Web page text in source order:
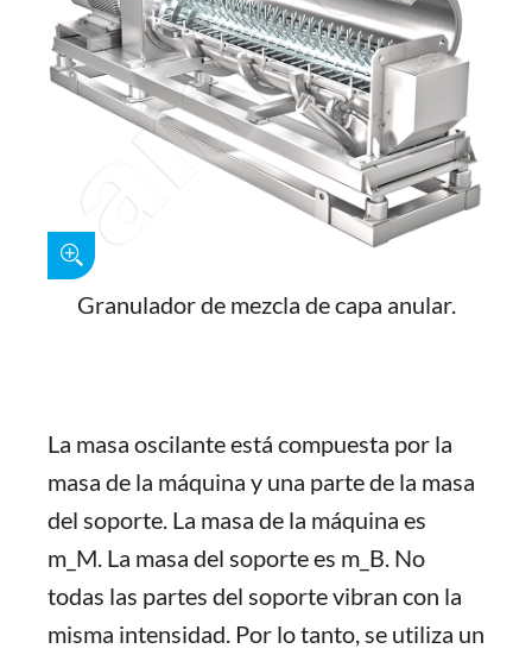
Granulador de mezcla de capa anular.
La masa oscilante está compuesta por la
masa de la máquina y una parte de la masa
del soporte. La masa de la máquina es
m_M. La masa del soporte es m_B. No
todas las partes del soporte vibran con la
misma intensidad. Por lo tanto, se utiliza un